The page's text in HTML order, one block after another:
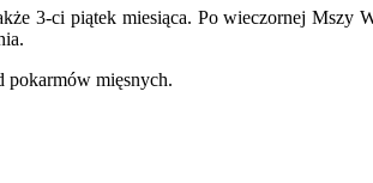
3-ci piątek miesiąca. Po wieczornej
pokarmów mięsnych.